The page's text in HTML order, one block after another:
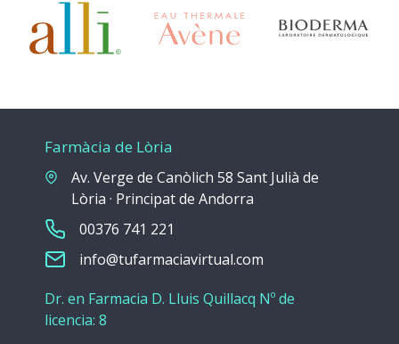
Farmàcia de Lòria
Av. Verge de Canòlich 58 Sant Julià de
Lòria · Principat de Andorra
00376 741 221
info@tufarmaciavirtual.com
Dr. en Farmacia D. Lluis Quillacq Nº de
licencia: 8